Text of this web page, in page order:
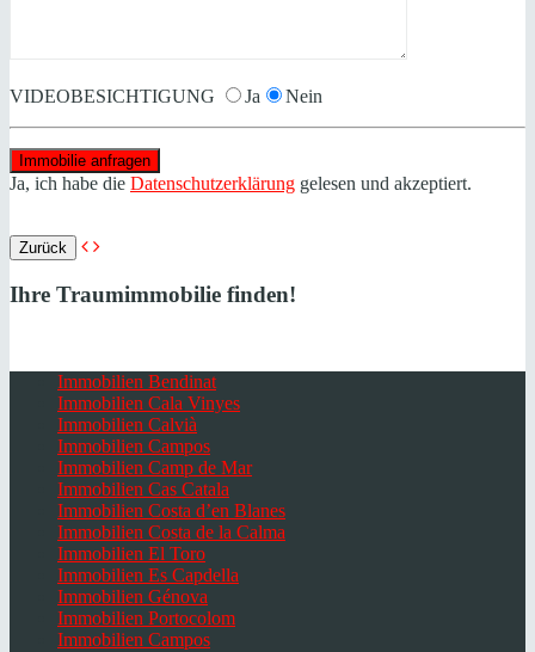
VIDEOBESICHTIGUNG Ja Nein
Ja, ich habe die Datenschutzerklärung gelesen und akzeptiert.
Zurück
Ihre Traumimmobilie finden!
Immobilien Bendinat
Immobilien Cala Vinyes
Immobilien Calvià
Immobilien Campos
Immobilien Camp de Mar
Immobilien Cas Catala
Immobilien Costa d’en Blanes
Immobilien Costa de la Calma
Immobilien El Toro
Immobilien Es Capdella
Immobilien Génova
Immobilien Portocolom
Immobilien Campos